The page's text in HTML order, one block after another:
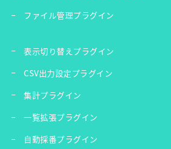
ファイル管理プラグイン
表示切り替えプラグイン
CSV出力設定プラグイン
集計プラグイン
一覧拡張プラグイン
自動採番プラグイン